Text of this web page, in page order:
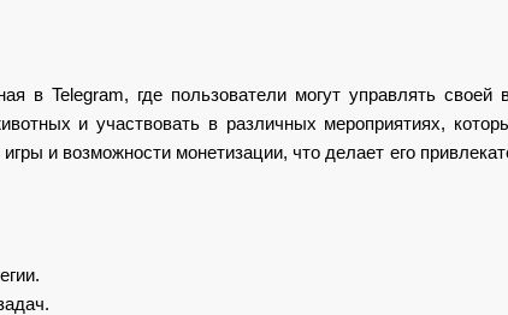
в Telegram, где пользователи могут управлять своей
и участвовать в различных мероприятиях,
и возможности монетизации, что делает его